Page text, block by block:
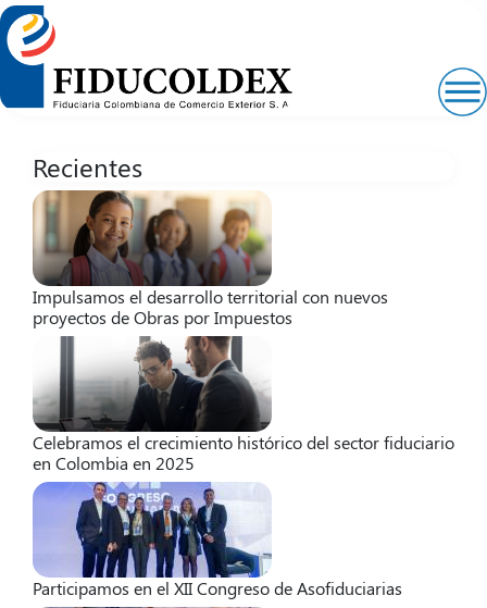
Pasar
al
contenido
principal
Recientes
Impulsamos el desarrollo territorial con nuevos
proyectos de Obras por Impuestos
Celebramos el crecimiento histórico del sector fiduciario
en Colombia en 2025
Participamos en el XII Congreso de Asofiduciarias